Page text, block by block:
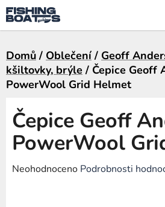
Přejít
na
obsah
Domů / Oblečení / Geoff
kšiltovky, brýle / Čepice Geoff
PowerWool Grid Helmet
Čepice Geoff
PowerWool
Průměrné
Neohodnoceno Podrobnosti